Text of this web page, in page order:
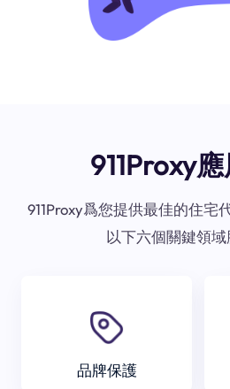
911Proxy
911Proxy爲您提供最佳的住宅
以下六個關鍵領
品牌保護